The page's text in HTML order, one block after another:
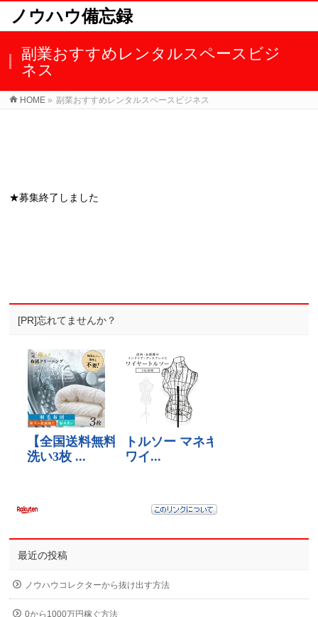
ノウハウ備忘録
副業おすすめレンタルスペースビジ
ネス
HOME » 副業おすすめレンタルスペースビジネス
★募集終了しました
[PR]忘れてませんか？
最近の投稿
ノウハウコレクターから抜け出す方法
0から1000万円稼ぐ方法